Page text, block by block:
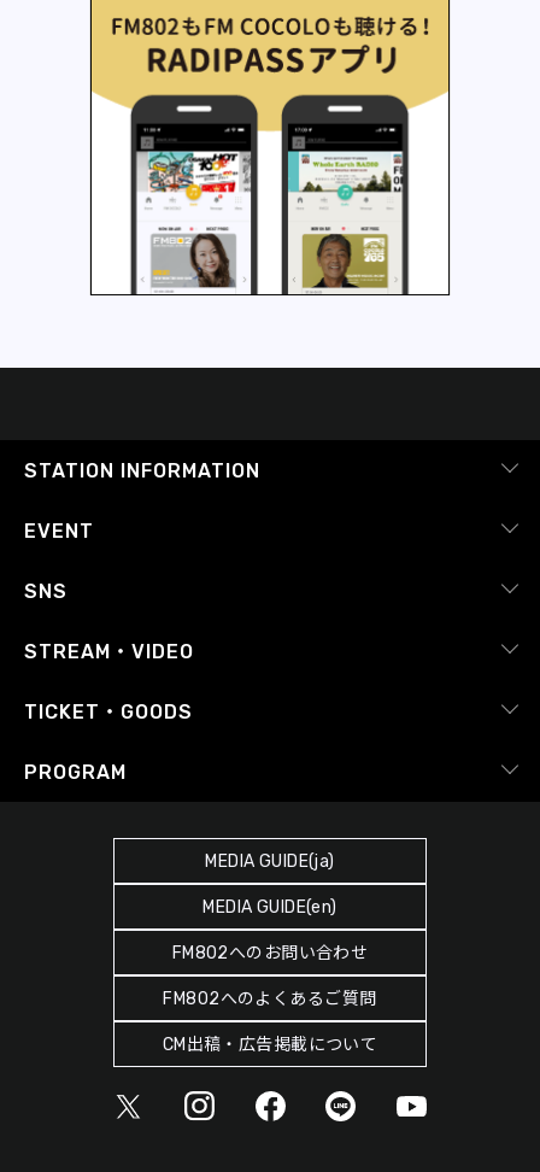
STATION INFORMATION
会社概要
番組審議会
Japan FM League
SDGsへの取り組み
緊急地震速報の対応
災害情報共有パートナーシップ
人権尊重・コンプライアンスに関する調査の結果について
EVENT
ピックアップ
SNS
RADIPASS
Instagram
STREAM・VIDEO
radiko.jp
TICKET・GOODS
RADIPASS TICKET
PROGRAM
ヘビーローテーション
MEDIA GUIDE(ja)
MEDIA GUIDE(en)
FM802へのお問い合わせ
FM802へのよくあるご質問
CM出稿・広告掲載について